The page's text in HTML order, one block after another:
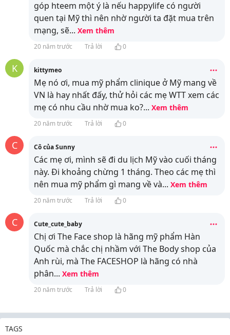
góp hteem một ý là nếu happylife có người
quen tại Mỹ thì nên nhờ người ta đặt mua trên
mạng, sẽ... Xem thêm
20 năm trước Trả lời 0
K kittymeo
Mẹ nó ơi, mua mỹ phẩm clinique ở Mỹ mang về
VN là hay nhất đấy, thử hỏi các mẹ WTT xem các
mẹ có nhu cầu nhờ mua ko?... Xem thêm
20 năm trước Trả lời 0
C Cô của Sunny
Các mẹ ơi, mình sẽ đi du lịch Mỹ vào cuối tháng
này. Đi khoảng chừng 1 tháng. Theo các mẹ thì
nên mua mỹ phẩm gì mang về và... Xem thêm
20 năm trước Trả lời 0
C Cute_cute_baby
Chị ơi The Face shop là hãng mỹ phẩm Hàn
Quốc mà chắc chị nhầm với The Body shop của
Anh rùi, mà The FACESHOP là hãng có nhà
phân... Xem thêm
20 năm trước Trả lời 0
TAGS